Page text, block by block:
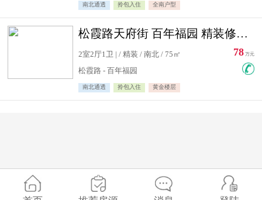
南北通透 拎包入住 全南户型
松霞路天府街 百年福园 精装修住宅急售
2室2厅1卫 | / 精装 / 南北 / 75㎡
松霞路 - 百年福园
南北通透 拎包入住 黄金楼层
78 万元